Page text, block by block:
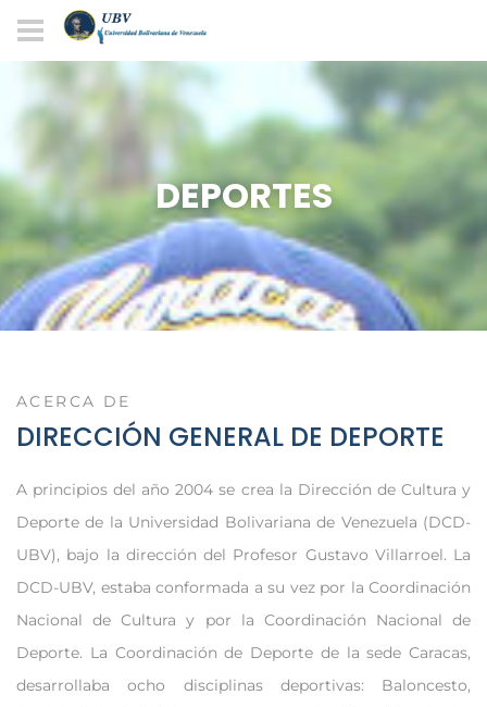
DEPORTES
ACERCA DE
DIRECCIÓN GENERAL DE DEPORTE
A principios del año 2004 se crea la Dirección de Cultura y
Deporte de la Universidad Bolivariana de Venezuela (DCD-
UBV), bajo la dirección del Profesor Gustavo Villarroel. La
DCD-UBV, estaba conformada a su vez por la Coordinación
Nacional de Cultura y por la Coordinación Nacional de
Deporte. La Coordinación de Deporte de la sede Caracas,
desarrollaba ocho disciplinas deportivas: Baloncesto,